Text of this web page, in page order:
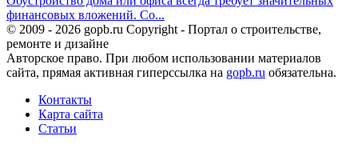
финансовых вложений. Со...
© 2009 - 2026 gopb.ru Copyright - Портал о строительстве,
ремонте и дизайне
Авторское право. При любом использовании материалов
сайта, прямая активная гиперссылка на gopb.ru обязательна.
Контакты
Карта сайта
Статьи